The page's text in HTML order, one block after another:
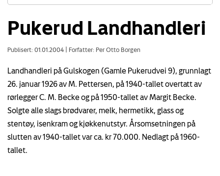
Pukerud Landhandleri
Publisert: 01.01.2004 Forfatter: Per Otto Borgen
Landhandleri på Gulskogen (Gamle Pukerudvei 9), grunnlagt
26. januar 1926 av M. Pettersen, på 1940-tallet overtatt av
rørlegger C. M. Becke og på 1950-tallet av Margit Becke.
Solgte alle slags brødvarer, melk, hermetikk, glass og
stentøy, isenkram og kjøkkenutstyr. Årsomsetningen på
slutten av 1940-tallet var ca. kr 70.000. Nedlagt på 1960-
tallet.